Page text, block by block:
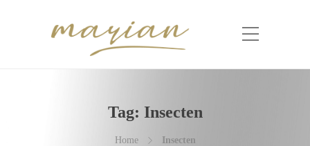
Tag: Insecten
Home Insecten